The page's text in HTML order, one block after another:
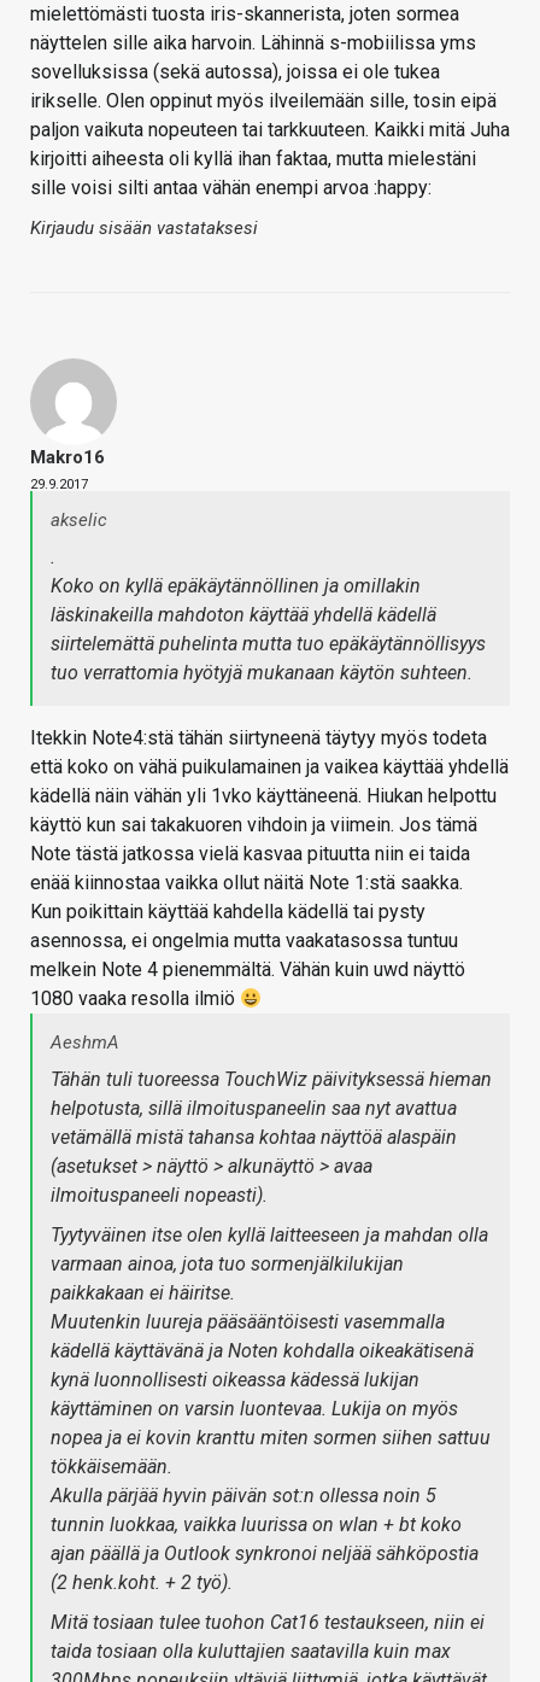
mielettömästi tuosta iris-skannerista, joten sormea
näyttelen sille aika harvoin. Lähinnä s-mobiilissa yms
sovelluksissa (sekä autossa), joissa ei ole tukea
irikselle. Olen oppinut myös ilveilemään sille, tosin eipä
paljon vaikuta nopeuteen tai tarkkuuteen. Kaikki mitä Juha
kirjoitti aiheesta oli kyllä ihan faktaa, mutta mielestäni
sille voisi silti antaa vähän enempi arvoa :happy:
Kirjaudu sisään vastataksesi
Makro16
29.9.2017
akselic
.
Koko on kyllä epäkäytännöllinen ja omillakin
läskinakeilla mahdoton käyttää yhdellä kädellä
siirtelemättä puhelinta mutta tuo epäkäytännöllisyys
tuo verrattomia hyötyjä mukanaan käytön suhteen.
Itekkin Note4:stä tähän siirtyneenä täytyy myös todeta
että koko on vähä puikulamainen ja vaikea käyttää yhdellä
kädellä näin vähän yli 1vko käyttäneenä. Hiukan helpottu
käyttö kun sai takakuoren vihdoin ja viimein. Jos tämä
Note tästä jatkossa vielä kasvaa pituutta niin ei taida
enää kiinnostaa vaikka ollut näitä Note 1:stä saakka.
Kun poikittain käyttää kahdella kädellä tai pysty
asennossa, ei ongelmia mutta vaakatasossa tuntuu
melkein Note 4 pienemmältä. Vähän kuin uwd näyttö
1080 vaaka resolla ilmiö
AeshmA
Tähän tuli tuoreessa TouchWiz päivityksessä hieman
helpotusta, sillä ilmoituspaneelin saa nyt avattua
vetämällä mistä tahansa kohtaa näyttöä alaspäin
(asetukset > näyttö > alkunäyttö > avaa
ilmoituspaneeli nopeasti).
Tyytyväinen itse olen kyllä laitteeseen ja mahdan olla
varmaan ainoa, jota tuo sormenjälkilukijan
paikkakaan ei häiritse.
Muutenkin luureja pääsääntöisesti vasemmalla
kädellä käyttävänä ja Noten kohdalla oikeakätisenä
kynä luonnollisesti oikeassa kädessä lukijan
käyttäminen on varsin luontevaa. Lukija on myös
nopea ja ei kovin kranttu miten sormen siihen sattuu
tökkäisemään.
Akulla pärjää hyvin päivän sot:n ollessa noin 5
tunnin luokkaa, vaikka luurissa on wlan + bt koko
ajan päällä ja Outlook synkronoi neljää sähköpostia
(2 henk.koht. + 2 työ).
Mitä tosiaan tulee tuohon Cat16 testaukseen, niin ei
taida tosiaan olla kuluttajien saatavilla kuin max